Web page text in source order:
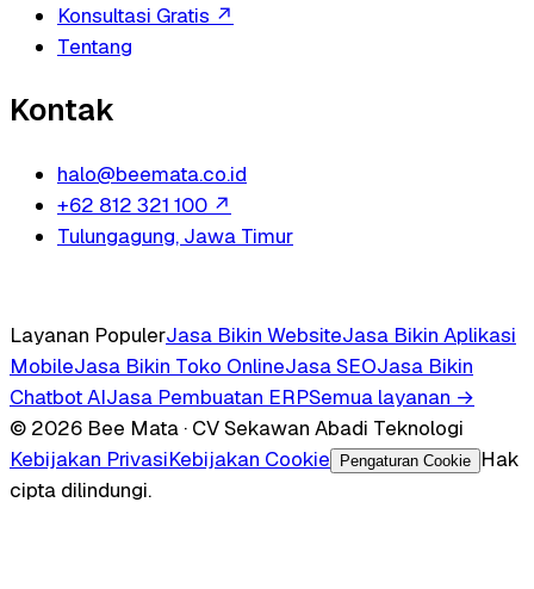
Konsultasi Gratis ↗
Tentang
Kontak
halo@beemata.co.id
+62 812 321 100 ↗
Tulungagung, Jawa Timur
Layanan PopulerJasa Bikin WebsiteJasa Bikin Aplikasi
MobileJasa Bikin Toko OnlineJasa SEOJasa Bikin
Chatbot AIJasa Pembuatan ERPSemua layanan →
© 2026 Bee Mata · CV Sekawan Abadi Teknologi
Kebijakan PrivasiKebijakan Cookie Pengaturan Cookie
Hak
cipta dilindungi.